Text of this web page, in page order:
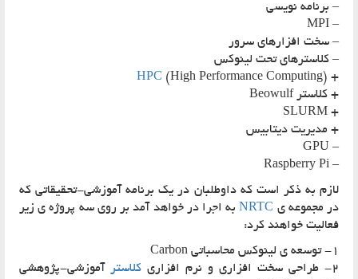
– برنامه نویسی
– سخت افزارهای سرور
– کلاسترهای تحت لینوکس
HPC(High Performance Computing)
+ کلاستر Beowulf
+ مدیریت دیتابیس
لازم به ذکر است که داوطلبان در یک برنامه آموزشی-تحقیقاتی که
مجموعه یNRTC به اجرا در خواهد آمد بر روی سه پروژه ی زیر
فعالیت خواهند کرد:
کلاسترآموزشی-پژوهشی